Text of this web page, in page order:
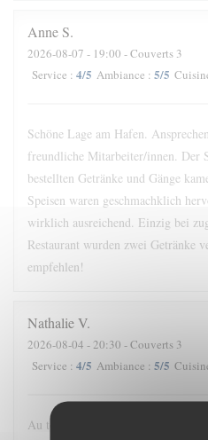
Anne S
2026-08-07 - 19:00 - Couverts 3
Service : 4/5 Ambiance : 5/5
Schöne Lage am Hafen.
freundliche Mitarbeiter/innen. Der
bestellten Getränke und Gänge
Speisen waren geschmachklich
wirklich ausreichend. Einzig bei
Restaurant wurden zwei Getränke
empfehlen!
NathalieV
2026-08-04 - 20:30 - Couverts 3
Service : 4/5 Ambiance : 5/5
Au top comme chaque fois.